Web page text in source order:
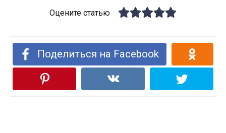
Оцените статью
Поделиться на Facebook